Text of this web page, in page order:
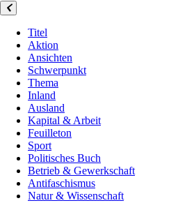
Titel
Aktion
Ansichten
Schwerpunkt
Thema
Inland
Ausland
Kapital & Arbeit
Feuilleton
Sport
Politisches Buch
Betrieb & Gewerkschaft
Antifaschismus
Natur & Wissenschaft